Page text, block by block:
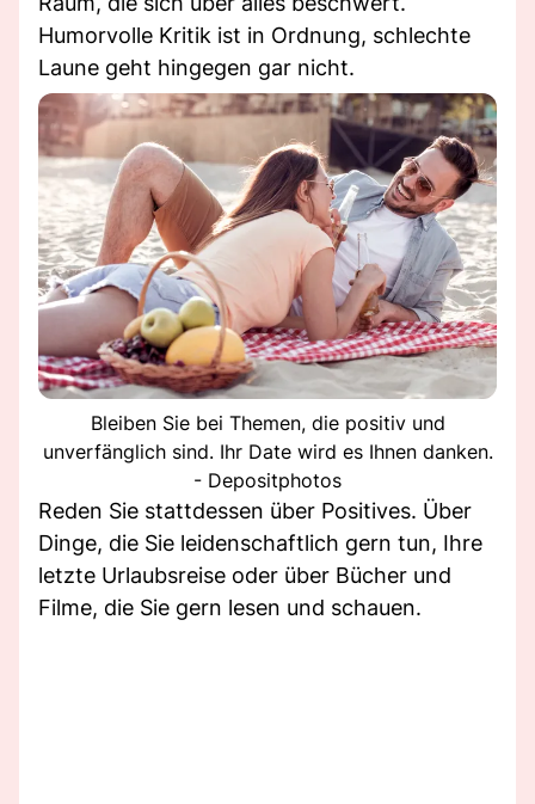
Humorvolle Kritik ist in Ordnung, schlechte
Laune geht hingegen gar nicht.
Bleiben Sie bei Themen, die positiv und
unverfänglich sind. Ihr Date wird es Ihnen danken.
- Depositphotos
Reden Sie stattdessen über Positives. Über
Dinge, die Sie leidenschaftlich gern tun, Ihre
letzte Urlaubsreise oder über Bücher und
Filme, die Sie gern lesen und schauen.